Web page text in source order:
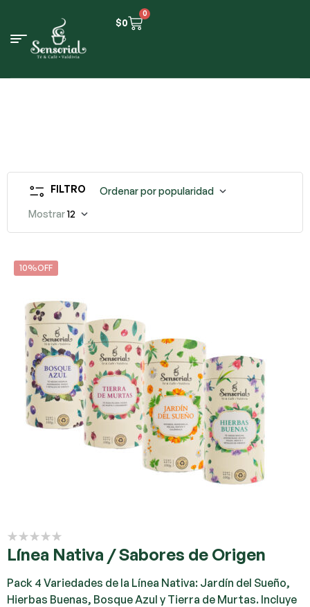
$0
0
FILTRO
Ordenar por popularidad
Mostrar12
10%OFF
Línea Nativa / Sabores de Origen
Pack 4 Variedades de la Línea Nativa: Jardín del Sueño,
Hierbas Buenas, Bosque Azul y Tierra de Murtas. Incluye